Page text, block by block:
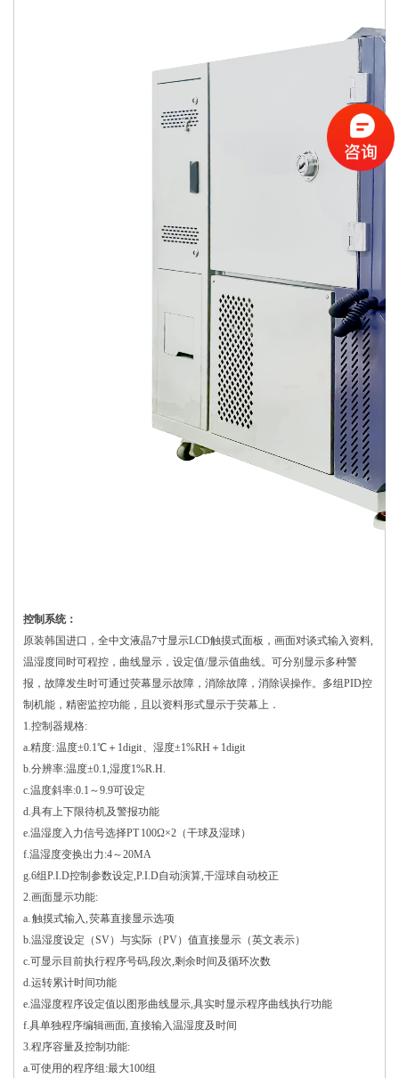
控制系统：
原装韩国进口，全中文液晶7寸显示LCD触摸式面板，画面对谈式输入资料,
温湿度同时可程控，曲线显示，设定值/显示值曲线。可分别显示多种警
报，故障发生时可通过荧幕显示故障，消除故障，消除误操作。多组PID控
制机能，精密监控功能，且以资料形式显示于荧幕上．
1.控制器规格:
a.精度: 温度±0.1℃＋1digit 、湿度±1%RH＋1digit
b.分辨率:温度±0.1,湿度1%R.H.
c.温度斜率:0.1～9.9可设定
d.具有上下限待机及警报功能
e.温湿度入力信号选择PT 100Ω×2（干球及湿球）
f.温湿度变换出力:4～20MA
g.6组P.I.D控制参数设定,P.I.D自动演算,干湿球自动校正
2.画面显示功能:
a. 触摸式输入, 荧幕直接显示选项
b.温湿度设定（SV）与实际（PV）值直接显示（英文表示）
c.可显示目前执行程序号码,段次,剩余时间及循环次数
d.运转累计时间功能
e.温湿度程序设定值以图形曲线显示,具实时显示程序曲线执行功能
f.具单独程序编辑画面, 直接输入温湿度及时间
3.程序容量及控制功能:
a.可使用的程序组:最大100组